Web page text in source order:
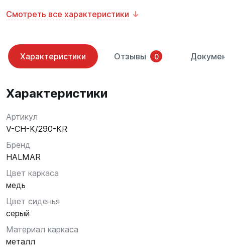
Смотреть все характеристики
Характеристики Отзывы 0
Характеристики
Артикул
V-CH-K/290-KR
Бренд
HALMAR
Цвет каркаса
медь
Цвет сиденья
серый
Материал каркаса
металл